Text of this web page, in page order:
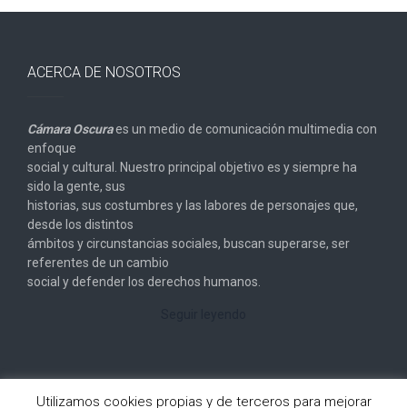
ACERCA DE NOSOTROS
Cámara Oscuraes un medio de comunicación multimedia con
enfoque
social y cultural. Nuestro principal objetivo es y siempre ha
sido la gente, sus
historias, sus costumbres y las labores de personajes que,
desde los distintos
ámbitos y circunstancias sociales, buscan superarse, ser
referentes de un cambio
social y defender los derechos humanos.
Utilizamos cookies propias y de terceros para mejorar